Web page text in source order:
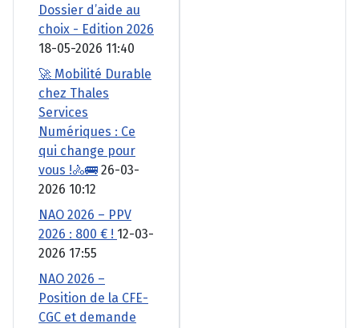
Dossier d’aide au
choix - Edition 2026
18-05-2026 11:40
🚀 Mobilité Durable
chez Thales
Services
Numériques : Ce
qui change pour
vous !🚴🚌 26-03-
2026 10:12
NAO 2026 – PPV
2026 : 800 € ! 12-03-
2026 17:55
NAO 2026 –
Position de la CFE-
CGC et demande